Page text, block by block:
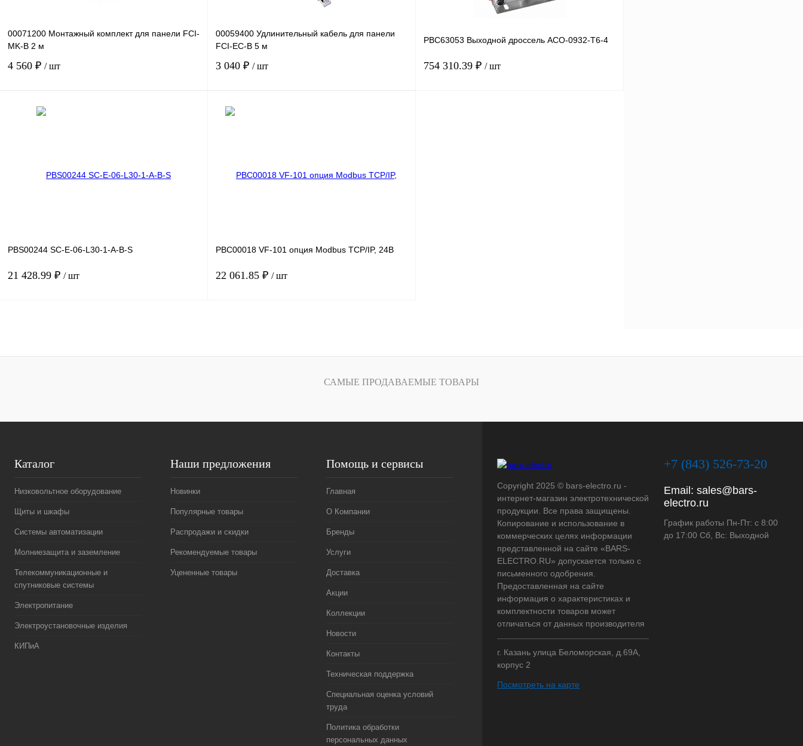
00071200 Монтажный комплект для панели FCI-
MK-B 2 м
4 560 ₽ / шт
00059400 Удлинительный кабель для панели
FCI-EC-В 5 м
3 040 ₽ / шт
PBC63053 Выходной дроссель ACO-0932-T6-4
754 310.39 ₽ / шт
PBS00244 SC-E-06-L30-1-A-B-S
21 428.99 ₽ / шт
Купить в 1 клик Сравнение
PBC00018 VF-101 опция Modbus TCP/IP, 24В
22 061.85 ₽ / шт
Купить в 1 клик Сравнение
САМЫЕ ПРОДАВАЕМЫЕ ТОВАРЫ
Каталог
Низковольтное оборудование
Щиты и шкафы
Системы автоматизации
Молниезащита и заземление
Телекоммуникационные и
спутниковые системы
Электропитание
Электроустановочные изделия
КИПиА
Наши предложения
Новинки
Популярные товары
Распродажи и скидки
Рекомендуемые товары
Уцененные товары
Помощь и сервисы
Главная
О Компании
Бренды
Услуги
Доставка
Акции
Коллекции
Новости
Контакты
Техническая поддержка
Специальная оценка условий
труда
Политика обработки
персональных данных
Copyright 2025 © bars-electro.ru -
интернет-магазин электротехнической
продукции. Все права защищены.
Копирование и использование в
коммерческих целях информации
представленной на сайте «BARS-
ELECTRO.RU» допускается только с
письменного одобрения.
Предоставленная на сайте
информация о характеристиках и
комплектности товаров может
отличаться от данных производителя
г. Казань улица Беломорская, д.69А,
корпус 2
Посмотреть на карте
+7 (843) 526-73-20
Email: sales@bars-
electro.ru
График работы Пн-Пт: с 8:00
до 17:00 Сб, Вс: Выходной